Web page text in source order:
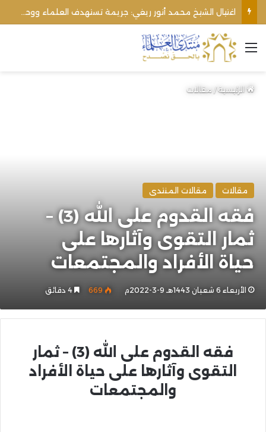
الأوقاف الفلسطينية تنفي صحة تعميم يمنع رفع الأذان عبر السماعات الخارجية للمساجد القريبة من المستوطنات
القائمة
الرئيسية/مقالات
مقالات مقالات المنتدى
فقه القدوم على الله (3) –
ثمار التقوى وآثارها على
حياة الأفراد والمجتمعات
الأربعاء 6 شعبان 1443هـ 9-3-2022م 669
فقه القدوم على الله (3) – ثمار
التقوى وآثارها على حياة الأفراد
والمجتمعات